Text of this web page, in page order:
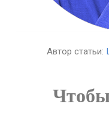
Автор статьи: